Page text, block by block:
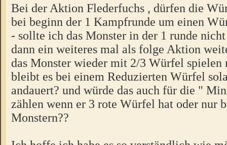
Bei der Aktion Flederfuchs , dürfen die
bei beginn der 1 Kampfrunde um einen
- sollte ich das Monster in der 1 runde
dann ein weiteres mal als folge Aktion
das Monster wieder mit 2/3 Würfel spielen
bleibt es bei einem Reduzierten Würfel
andauert? und würde das auch für die "
zählen wenn er 3 rote Würfel hat oder nur
Monstern??